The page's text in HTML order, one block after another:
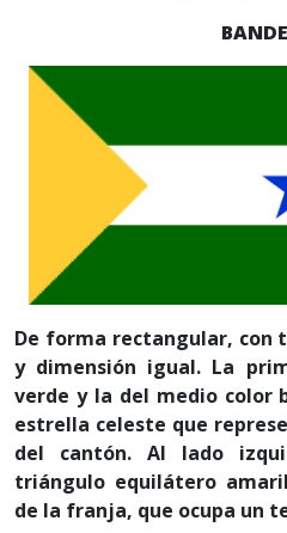
De forma rectangular, con
y dimensión igual. La
verde y la del medio color
estrella celeste que
del cantón. Al lado
triángulo equilátero
de la franja, que ocupa un